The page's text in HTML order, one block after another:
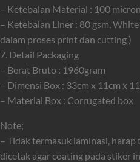
– Ketebalan Material : 100 micron
– Ketebalan Liner : 80 gsm,
dalam proses print dan cutting )
7. Detail Packaging
– Berat Bruto : 1960gram
– Dimensi Box : 33cm x 11cm x
– Material Box : Corrugated box
Note;
– Tidak termasuk laminasi,
dicetak agar coating pada stiker